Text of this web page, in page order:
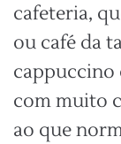
cafeteria,
ou café da
cappuccino
com muito
ao que